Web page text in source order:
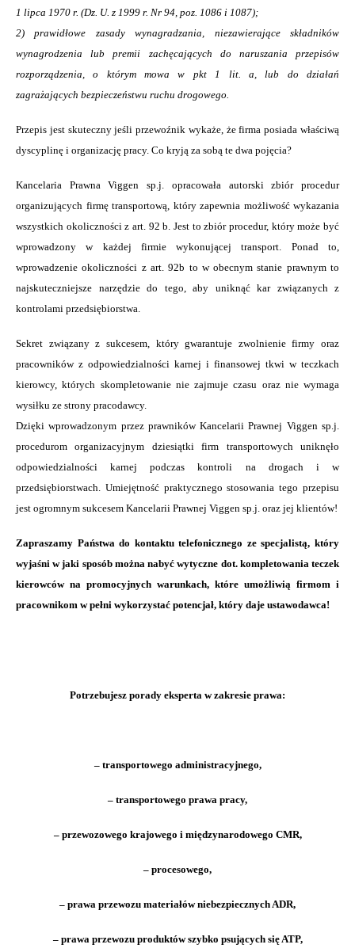
1 lipca 1970 r. (Dz. U. z 1999 r. Nr 94, poz. 1086 i 1087);
2) prawidłowe zasady wynagradzania, niezawierające składników
wynagrodzenia lub premii zachęcających do naruszania przepisów
rozporządzenia, o którym mowa w pkt 1 lit. a, lub do działań
zagrażających bezpieczeństwu ruchu drogowego.
Przepis jest skuteczny jeśli przewoźnik wykaże, że firma posiada właściwą
dyscyplinę i organizację pracy. Co kryją za sobą te dwa pojęcia?
Kancelaria Prawna Viggen sp.j. opracowała autorski zbiór procedur
organizujących firmę transportową, który zapewnia możliwość wykazania
wszystkich okoliczności z art. 92 b. Jest to zbiór procedur, który może być
wprowadzony w każdej firmie wykonującej transport. Ponad to,
wprowadzenie okoliczności z art. 92b to w obecnym stanie prawnym to
najskuteczniejsze narzędzie do tego, aby uniknąć kar związanych z
kontrolami przedsiębiorstwa.
Sekret związany z sukcesem, który gwarantuje zwolnienie firmy oraz
pracowników z odpowiedzialności karnej i finansowej tkwi w teczkach
kierowcy, których skompletowanie nie zajmuje czasu oraz nie wymaga
wysiłku ze strony pracodawcy.
Dzięki wprowadzonym przez prawników Kancelarii Prawnej Viggen sp.j.
procedurom organizacyjnym dziesiątki firm transportowych uniknęło
odpowiedzialności karnej podczas kontroli na drogach i w
przedsiębiorstwach. Umiejętność praktycznego stosowania tego przepisu
jest ogromnym sukcesem Kancelarii Prawnej Viggen sp.j. oraz jej klientów!
Zapraszamy Państwa do kontaktu telefonicznego ze specjalistą, który
wyjaśni w jaki sposób można nabyć wytyczne dot. kompletowania teczek
kierowców na promocyjnych warunkach, które umożliwią firmom i
pracownikom w pełni wykorzystać potencjał, który daje ustawodawca!
Potrzebujesz porady eksperta w zakresie prawa:
– transportowego administracyjnego,
– transportowego prawa pracy,
– przewozowego krajowego i międzynarodowego CMR,
– procesowego,
– prawa przewozu materiałów niebezpiecznych ADR,
– prawa przewozu produktów szybko psujących się ATP,